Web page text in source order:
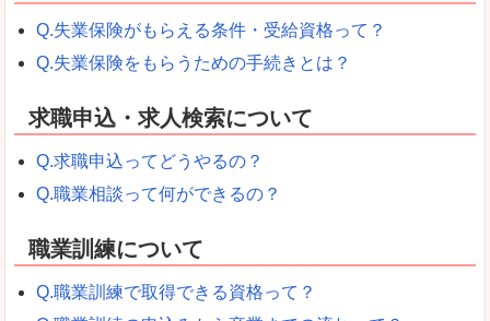
Q.失業保険がもらえる条件・受給資格って？
Q.失業保険をもらうための手続きとは？
求職申込・求人検索について
Q.求職申込ってどうやるの？
Q.職業相談って何ができるの？
職業訓練について
Q.職業訓練で取得できる資格って？